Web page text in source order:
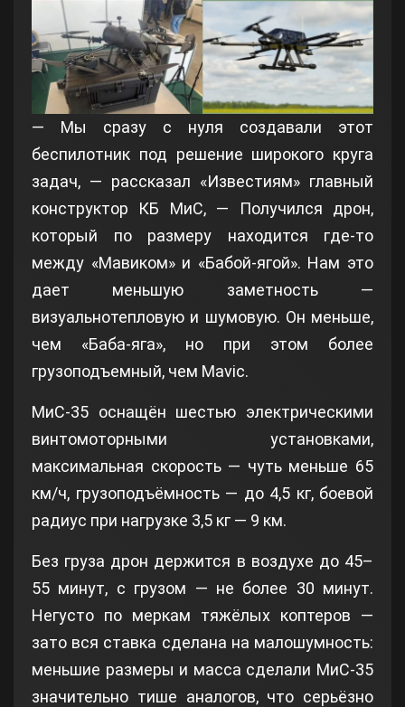
— Мы сразу с нуля создавали этот
беспилотник под решение широкого круга
задач, — рассказал «Известиям» главный
конструктор КБ МиС, — Получился дрон,
который по размеру находится где-то
между «Мавиком» и «Бабой-ягой». Нам это
дает меньшую заметность —
визуальнотепловую и шумовую. Он меньше,
чем «Баба-яга», но при этом более
грузоподъемный, чем Mavic.
МиС-35 оснащён шестью электрическими
винтомоторными установками,
максимальная скорость — чуть меньше 65
км/ч, грузоподъёмность — до 4,5 кг, боевой
радиус при нагрузке 3,5 кг — 9 км.
Без груза дрон держится в воздухе до 45–
55 минут, с грузом — не более 30 минут.
Негусто по меркам тяжёлых коптеров —
зато вся ставка сделана на малошумность:
меньшие размеры и масса сделали МиС-35
значительно тише аналогов, что серьёзно